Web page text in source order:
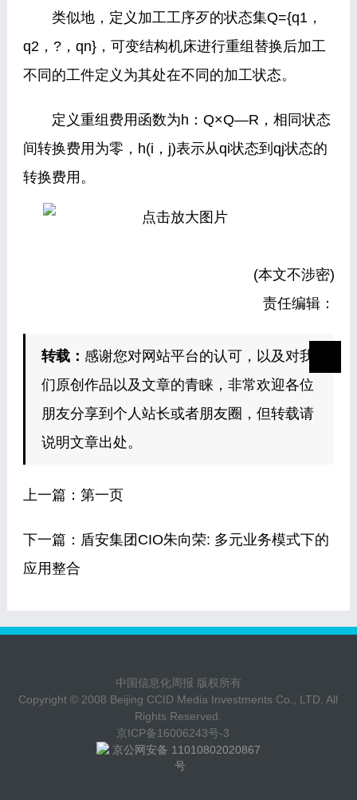
类似地，定义加工工序歹的状态集Q={q1，
q2，?，qn}，可变结构机床进行重组替换后加工
不同的工件定义为其处在不同的加工状态。
定义重组费用函数为h：Q×Q—R，相同状态
间转换费用为零，h(i，j)表示从qi状态到qj状态的
转换费用。
(本文不涉密)
责任编辑：
转载： 感谢您对网站平台的认可，以及对我
们原创作品以及文章的青睐，非常欢迎各位
朋友分享到个人站长或者朋友圈，但转载请
说明文章出处。
上一篇： 第一页
下一篇： 盾安集团CIO朱向荣: 多元业务模式下的
应用整合
中国信息化周报 版权所有
Copyright © 2008 Beijing CCID Media Investments Co., LTD. All
Rights Reserved.
京ICP备16006243号-3
京公网安备 11010802020867
号